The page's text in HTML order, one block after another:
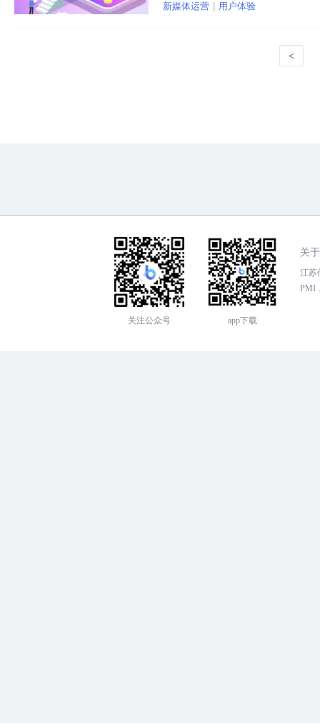
新媒体运营 用户体验
<
关注公众号 app下载
关
江苏
PMI